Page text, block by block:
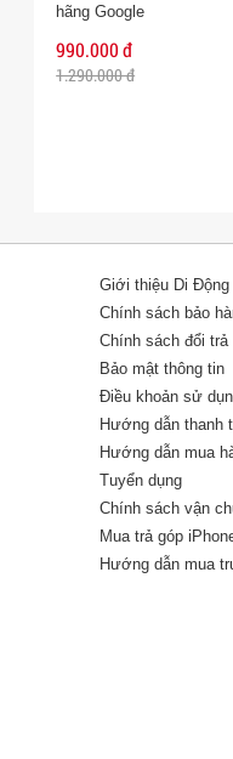
hãng Google
990.000 đ
1.290.000 đ
Giới thiệu Di Động
Chính sách bảo
Chính sách đổi trả
Bảo mật thông tin
Điều khoản sử
Hướng dẫn thanh
Hướng dẫn mua
Tuyển dụng
Chính sách vận
Mua trả góp
Hướng dẫn mua